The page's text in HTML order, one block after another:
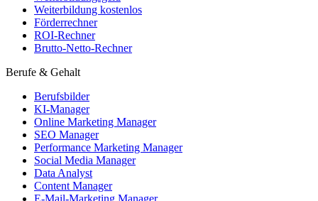
Weiterbildung kostenlos
Förderrechner
ROI-Rechner
Brutto-Netto-Rechner
Berufe & Gehalt
Berufsbilder
KI-Manager
Online Marketing Manager
SEO Manager
Performance Marketing Manager
Social Media Manager
Data Analyst
Content Manager
E-Mail-Marketing Manager